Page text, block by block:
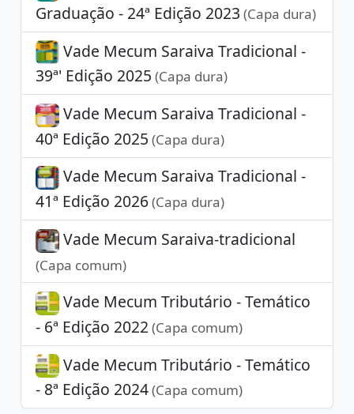
Graduação - 24ª Edição 2023 (Capa dura)
Vade Mecum Saraiva Tradicional -
39ª' Edição 2025 (Capa dura)
Vade Mecum Saraiva Tradicional -
40ª Edição 2025 (Capa dura)
Vade Mecum Saraiva Tradicional -
41ª Edição 2026(Capa dura)
Vade Mecum Saraiva-tradicional
(Capa comum)
Vade Mecum Tributário - Temático
- 6ª Edição 2022 (Capa comum)
Vade Mecum Tributário - Temático
- 8ª Edição 2024(Capa comum)